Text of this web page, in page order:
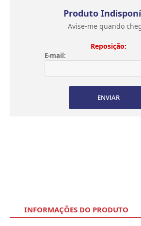
Produto
Avise-me quando
Reposição:
E-mail:
ENVIAR
INFORMAÇÕES DO PRODUTO